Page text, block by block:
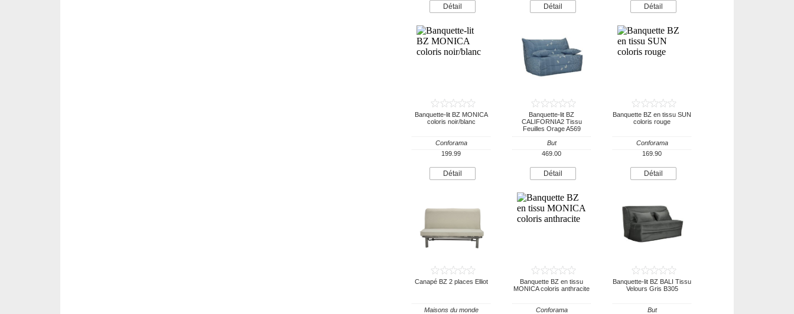
Détail Détail Détail
Banquette-lit BZ MONICA
coloris noir/blanc
Conforama
199.99
Détail
Banquette-lit BZ
CALIFORNIA2 Tissu
Feuilles Orage A569
But
469.00
Détail
Banquette BZ en tissu SUN
coloris rouge
Conforama
169.90
Détail
Canapé BZ 2 places Elliot
Maisons du monde
Banquette BZ en tissu
MONICA coloris anthracite
Conforama
Banquette-lit BZ BALI Tissu
Velours Gris B305
But